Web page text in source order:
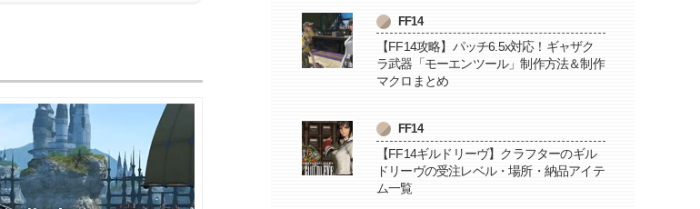
FF14
【FF14攻略】パッチ6.5x対応！ギャザク
ラ武器「モーエンツール」制作方法＆制作
マクロまとめ
FF14
【FF14ギルドリーヴ】クラフターのギル
ドリーヴの受注レベル・場所・納品アイテ
ム一覧